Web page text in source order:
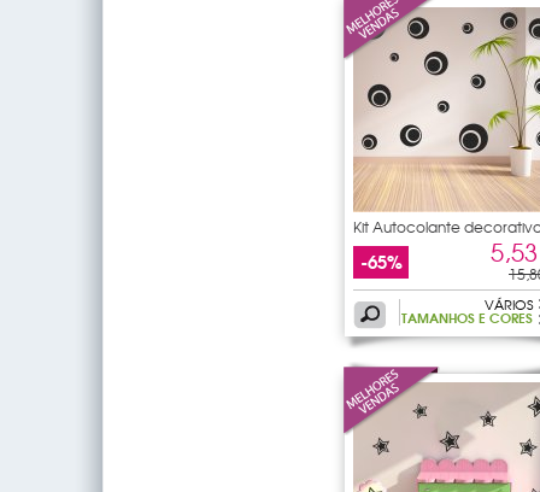
Kit Autocolante
30
-65%
VÁRIOS
TAMANHOS E CORES